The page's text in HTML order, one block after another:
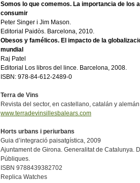
Somos lo que comemos. La importancia de los
consumir
Peter Singer i Jim Mason.
Editorial Paidòs. Barcelona, 2010.
Obesos y famélicos. El impacto de la g
mundial
Raj Patel
Editorial Los libros del lince. Barcelona, 2008.
ISBN: 978-84-612-2489-0
Terra de Vins
Revista del sector, en castellano, catalán y alemán
www.terradevinsillesbalears.com
Horts urbans i periurbans
Guia d’integració paisatgística, 2009
Ajuntament de Girona. Generalitat de Catalunya.
Públiques.
ISBN 9788439382702
Replica Watches